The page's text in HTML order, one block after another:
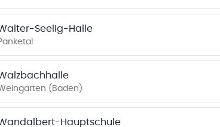
Seelig-Halle
(Baden)
Hauptschule